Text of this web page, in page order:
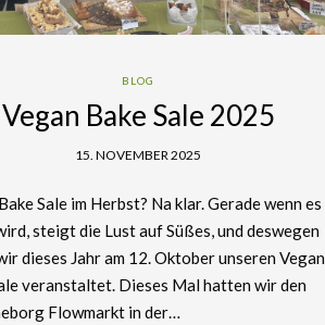
BLOG
Vegan Bake Sale 2025
15. NOVEMBER 2025
Sale im Herbst? Na klar. Gerade wenn es
steigt die Lust auf Süßes, und deswegen
dieses Jahr am 12. Oktober unseren Vegan
veranstaltet. Dieses Mal hatten wir den
Flowmarkt in der…